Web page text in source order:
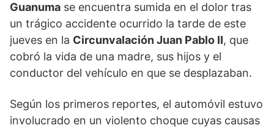
Guanuma se encuentra sumida en el dolor tras
un trágico accidente ocurrido la tarde de este
jueves en la Circunvalación Juan Pablo II, que
cobró la vida de una madre, sus hijos y el
conductor del vehículo en que se desplazaban.
Según los primeros reportes, el automóvil estuvo
involucrado en un violento choque cuyas causas